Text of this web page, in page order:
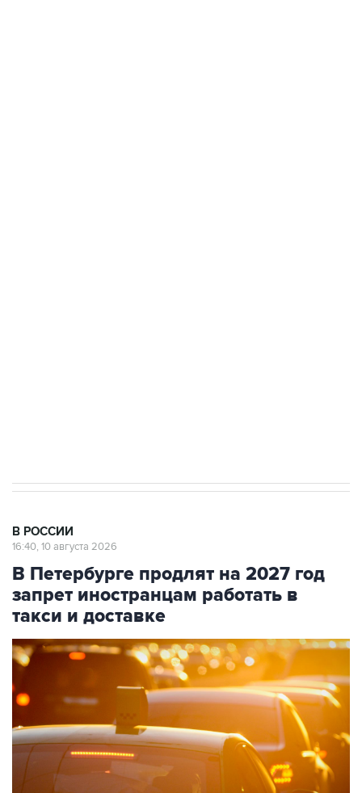
В РОССИИ
16:40, 10 августа 2026
В Петербурге продлят на 2027 год
запрет иностранцам работать в
такси и доставке